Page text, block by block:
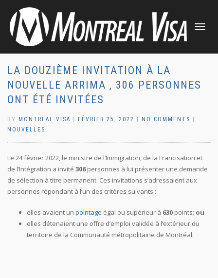
TOGGLE
LA DOUZIÈME INVITATION À LA
NOUVELLE ARRIMA , 306 PERSONNES
ONT ÉTÉ INVITÉES
BY MONTREAL VISA FÉVRIER 25, 2022 NO COMMENTS
NOUVELLES
Le 24 février 2022, le ministre de l’Immigration, de la Francisation et
de l’Intégration a invité 306personnes à lui présenter une demande
de sélection à titre permanent. Ces invitations s’adressaient aux
personnes répondant à l’un des critères suivants :
elles avaient un pointage égal ou supérieur à 630 points; ou
elles détenaient une offre d’emploi validée à l’extérieur du
territoire de la Communauté métropolitaine de Montréal.